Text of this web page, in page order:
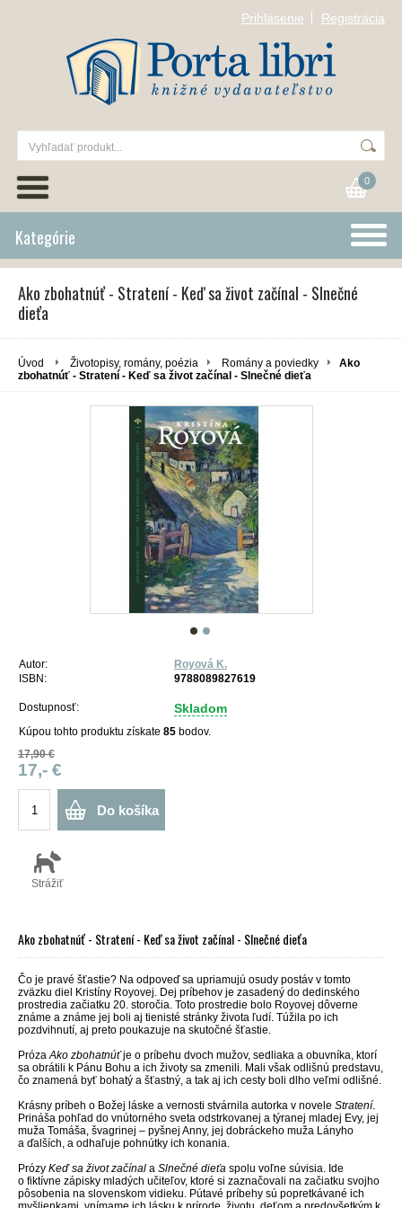
Prihlásenie Registrácia
0
Kategórie
Ako zbohatnúť - Stratení - Keď sa život začínal - Slnečné
dieťa
Úvod Životopisy, romány, poézia Romány a poviedky
Ako
zbohatnúť - Stratení - Keď sa život začínal - Slnečné dieťa
Autor:
Royová K.
ISBN:
9788089827619
Dostupnosť: Skladom
Kúpou tohto produktu získate 85 bodov.
17,90 €
17,- €
Do košíka
Strážiť
Ako zbohatnúť - Stratení - Keď sa život začínal - Slnečné dieťa
Čo je pravé šťastie? Na odpoveď sa upriamujú osudy postáv v tomto
zväzku diel Kristíny Royovej. Dej príbehov je zasadený do dedinského
prostredia začiatku 20. storočia. Toto prostredie bolo Royovej dôverne
známe a známe jej boli aj tienisté stránky života ľudí. Túžila po ich
pozdvihnutí, aj preto poukazuje na skutočné šťastie.
PrózaAko zbohatnúťje o príbehu dvoch mužov, sedliaka a obuvníka, ktorí
sa obrátili k Pánu Bohu a ich životy sa zmenili. Mali však odlišnú predstavu,
čo znamená byť bohatý a šťastný, a tak aj ich cesty boli dlho veľmi odlišné.
Krásny príbeh o Božej láske a vernosti stvárnila autorka v novele Stratení.
Prináša pohľad do vnútorného sveta odstrkovanej a týranej mladej Evy, jej
muža Tomáša, švagrinej – pyšnej Anny, jej dobráckeho muža Lányho
a ďalších, a odhaľuje pohnútky ich konania.
Prózy Keď sa život začínal a Slnečné dieťa spolu voľne súvisia. Ide
o fiktívne zápisky mladých učiteľov, ktoré si zaznačovali na začiatku svojho
pôsobenia na slovenskom vidieku. Pútavé príbehy sú popretkávané ich